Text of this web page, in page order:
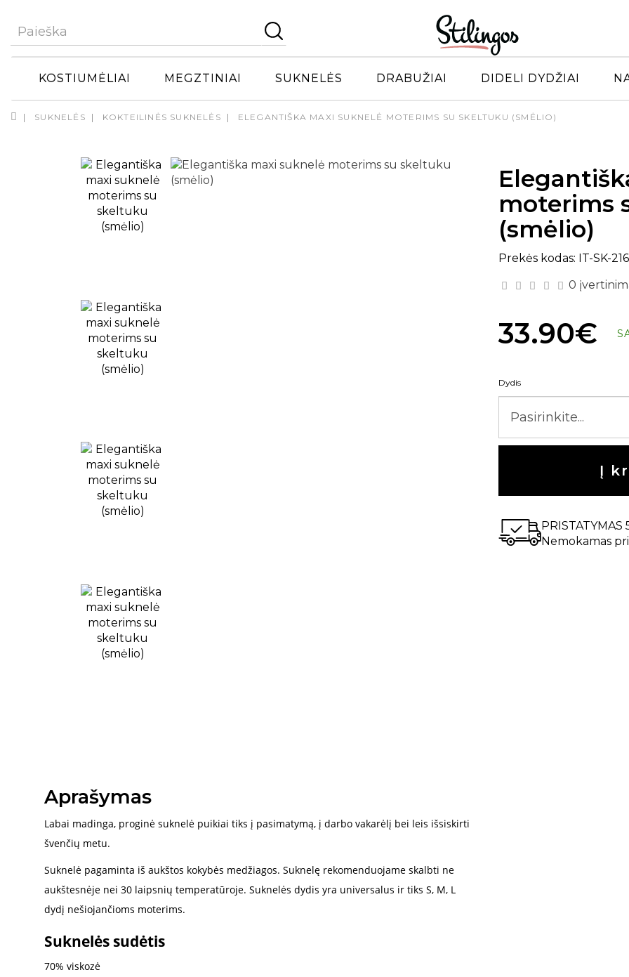
KOSTIUMĖLIAI MEGZTINIAI SUKNELĖS DRABUŽIAI DIDELI DYDŽIAI
SUKNELĖS KOKTEILINĖS SUKNELĖS ELEGANTIŠKA MAXI SUKNELĖ MOTERIMS SU SKELTUKU (SMĖLIO)
moterims
(smėlio)
Prekės kodas: IT-SK-
0
33.90€
Dydis
Į
Nemokamas
Aprašymas
Labai madinga, proginė suknelė puikiai tiks į pasimatymą, į darbo vakarėlį bei leis išsiskirti
švenčių metu.
Suknelė pagaminta iš aukštos kokybės medžiagos. Suknelę rekomenduojame skalbti ne
aukštesnėje nei 30 laipsnių temperatūroje. Suknelės dydis yra universalus ir tiks S, M, L
dydį nešiojančioms moterims.
Suknelės sudėtis
70% viskozė